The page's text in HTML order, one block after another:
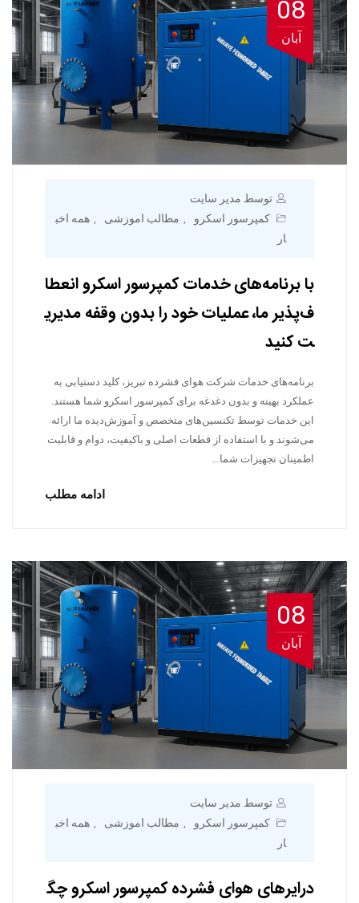
08
آبان
توسط مدیر سایت
کمپرسور اسکرو
مطالب اموزشی
همه اخب
ار
با برنامه‌های خدمات کمپرسور اسکرو انعطا
ف‌پذیر ما، عملیات خود را بدون وقفه مدیری
ت کنید
برنامه‌های خدمات شرکت هوای فشرده تبریز، کلید دستیابی به
عملکرد بهینه و بدون دغدغه برای کمپرسور اسکرو شما هستند.
این خدمات توسط تکنسین‌های متخصص و آموزش‌دیده ما ارائه
می‌شوند و با استفاده از قطعات اصلی و باکیفیت، دوام و قابلیت
اطمینان تجهیزات شما…
ادامه مطلب
08
آبان
توسط مدیر سایت
کمپرسور اسکرو
مطالب اموزشی
همه اخب
ار
درایرهای هوای فشرده کمپرسور اسکرو چگ